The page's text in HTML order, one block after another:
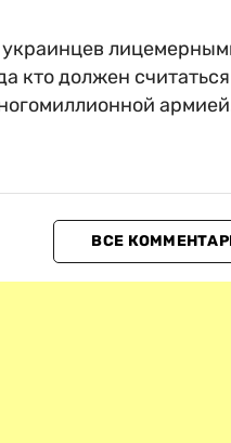
кто должен
ВСЕ